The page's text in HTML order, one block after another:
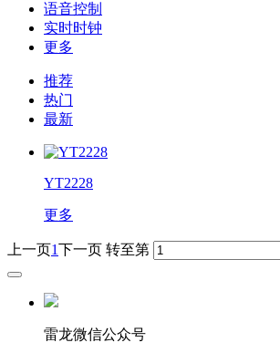
语音控制
实时时钟
更多
推荐
热门
最新
YT2228
更多
上一页1下一页 转至第
雷龙微信公众号